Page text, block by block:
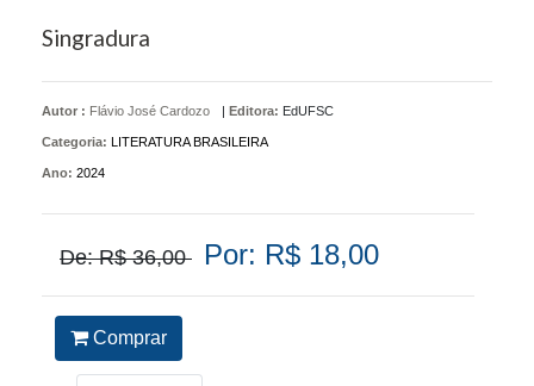
Singradura
Autor : Flávio José Cardozo | Editora: EdUFSC
Categoria: LITERATURA BRASILEIRA
Ano: 2024
De: R$ 36,00 Por: R$ 18,00
Comprar